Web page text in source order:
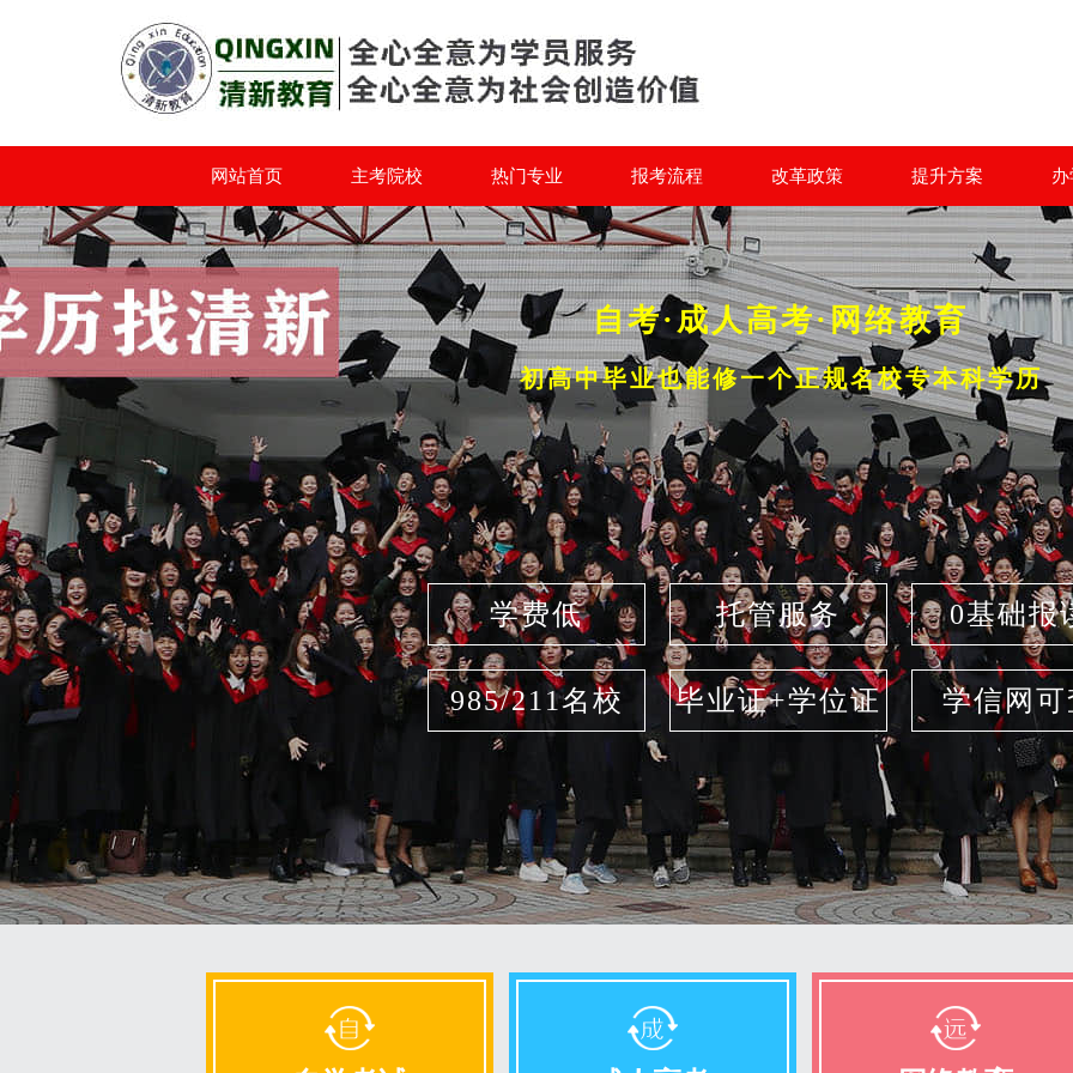
网站首页 主考院校 热门专业 报考流程 改革政策 提升方案
自考·成人高考·网络教育
初高中毕业也能修一个正规名校专本科学历
学费低 托管服务 0基础报
985/211名校 毕业证+学位证 学信网可